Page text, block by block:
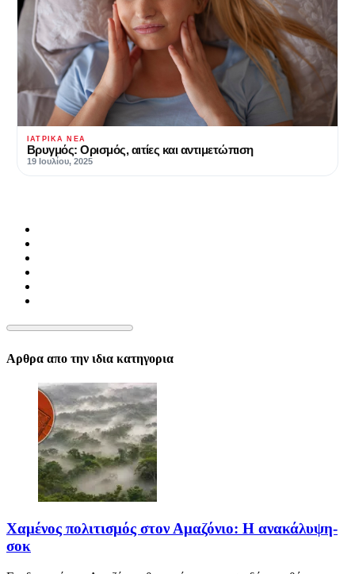
ΙΑΤΡΙΚΆ ΝΈΑ
Bρυγμός: Ορισμός, αιτίες και αντιμετώπιση
19 Ιουλίου, 2025
Αρθρα απο την ιδια κατηγορια
Χαμένος πολιτισμός στον Αμαζόνιο: Η ανακάλυψη-
σοκ